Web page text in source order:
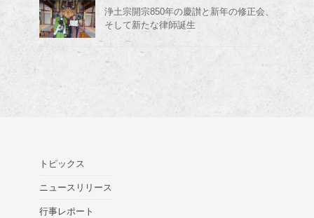
浄土宗開宗850年の慶讃と新年の修正会、
そして新たな律師誕生
トピックス
ニュースリリース
行事レポート